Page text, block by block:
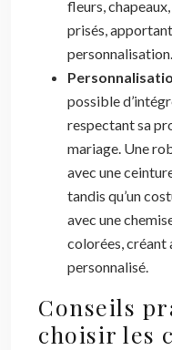
fleurs,
prisés,
personnalisation.
possible
respectant sa
mariage. Une
avec une
tandis qu’un
avec une
colorées, créant
personnalisé.
Conseils
choisir les